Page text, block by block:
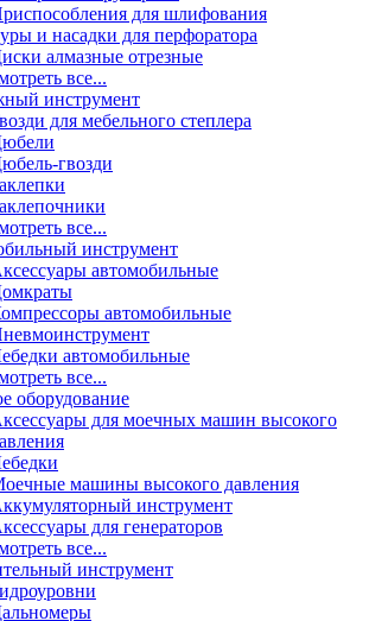
для шлифования
и насадки для перфоратора
алмазные отрезные
все...
инструмент
для мебельного степлера
гвозди
все...
инструмент
автомобильные
автомобильные
автомобильные
все...
оборудование
для моечных машин высокого
машины высокого давления
инструмент
для генераторов
все...
инструмент